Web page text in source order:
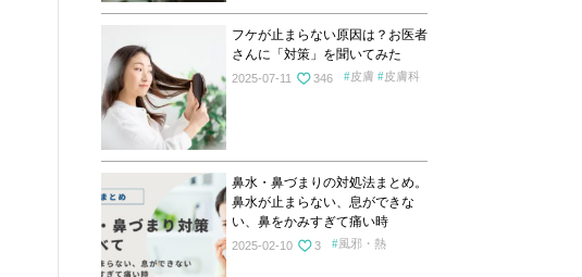
フケが止まらない原因は？お医者
さんに「対策」を聞いてみた
2025-07-11 346 皮膚 皮膚科
鼻水・鼻づまりの対処法まとめ。
鼻水が止まらない、息ができな
い、鼻をかみすぎて痛い時
2025-02-10 3 風邪・熱